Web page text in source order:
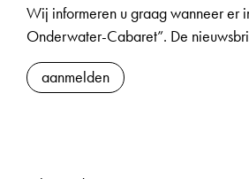
Wij informeren u graag wanneer er
Onderwater-Cabaret”. De
aanmelden